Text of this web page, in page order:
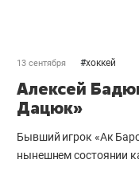
13 сентября #хоккей
Алексей
Дацюк»
Бывший игрок «Ак
нынешнем состоянии